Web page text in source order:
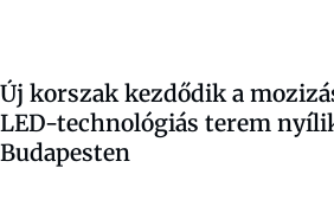
Új korszak kezdődik a
LED-technológiás terem
Budapesten